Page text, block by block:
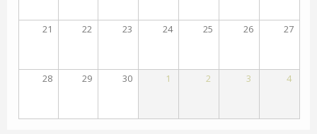
21 22 23 24 25 26 27
28 29 30 1 2 3 4